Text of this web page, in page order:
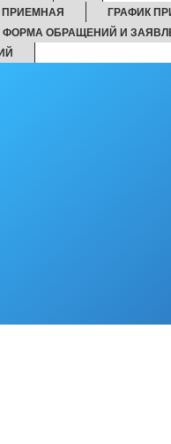
ПРИЕМНАЯ
ГРАФИК
ФОРМА ОБРАЩЕНИЙ И